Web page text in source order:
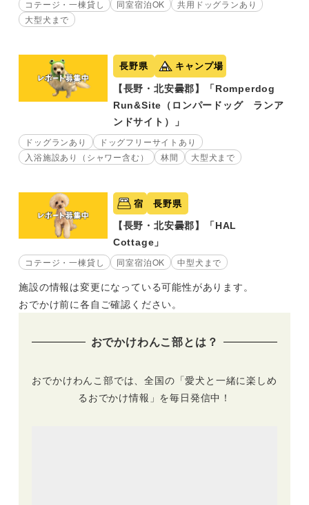
コテージ・一棟貸し 同室宿泊OK
共用ドッグランあり
大型犬まで
長野県 キャンプ場
【長野・北安曇郡】「Romperdog
Run&Site（ロンパードッグ ランア
ンドサイト）」
ドッグランあり
ドッグフリーサイトあり
入浴施設あり（シャワー含む）
林間 大型犬まで
宿 長野県
【長野・北安曇郡】「HAL
Cottage」
コテージ・一棟貸し 同室宿泊OK 中型犬まで
施設の情報は変更になっている可能性があります。
おでかけ前に各自ご確認ください。
おでかけわんこ部とは？
おでかけわんこ部では、全国の「愛犬と一緒に楽しめ
るおでかけ情報」を毎日発信中！